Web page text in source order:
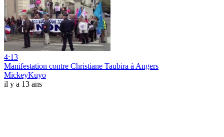
4:13
Manifestation contre Christiane Taubira à Angers
MickeyKuyo
il y a 13 ans